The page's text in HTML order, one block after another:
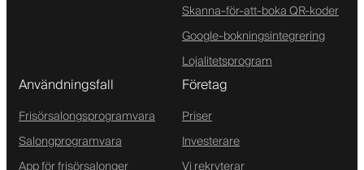
Skanna-för-att-boka QR-koder
Google-bokningsintegrering
Lojalitetsprogram
Användningsfall
Frisörsalongsprogramvara
Salongprogramvara
Företag
Priser
Investerare